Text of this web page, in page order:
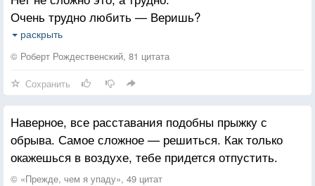
Очень трудно любить — Веришь?
Подойду я к обрыву крутому
Падать буду — Поймать успеешь?
Ну, а если уеду — Напишешь?
Только мне без тебя трудно!
Я хочу быть с тобою — Слышишь?
Ни минуту, ни месяц, а долго
Очень долго, всю жизнь — Понимаешь?
раскрыть
© Роберт Рождественский, 81 цитата
Сохранить
Наверное, все расставания подобны прыжку с
обрыва. Самое сложное — решиться. Как только
окажешься в воздухе, тебе придется отпустить.
© «Прежде, чем я упаду», 49 цитат